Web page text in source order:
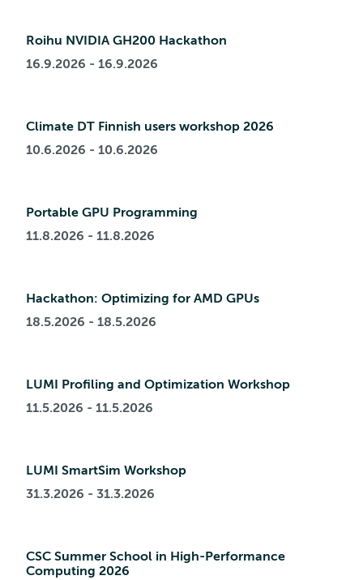
Roihu NVIDIA GH200 Hackathon
16.9.2026 - 16.9.2026
Climate DT Finnish users workshop 2026
10.6.2026 - 10.6.2026
Portable GPU Programming
11.8.2026 - 11.8.2026
Hackathon: Optimizing for AMD GPUs
18.5.2026 - 18.5.2026
LUMI Profiling and Optimization Workshop
11.5.2026 - 11.5.2026
LUMI SmartSim Workshop
31.3.2026 - 31.3.2026
CSC Summer School in High-Performance
Computing 2026